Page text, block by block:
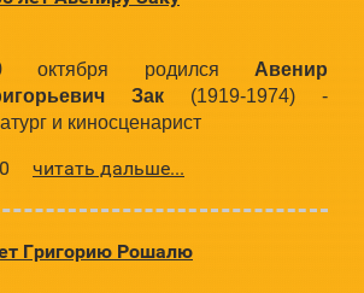
октября родился Авенир
Зак (1919-1974) -
и киносценарист
читать дальше...
Григорию Рошалю